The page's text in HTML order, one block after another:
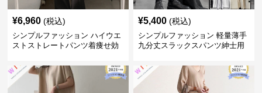
¥6,960 (税込)
シンプルファッション ハイウエ
ストストレートパンツ着痩せ効
¥5,400 (税込)
シンプルファッション 軽量薄手
九分丈スラックスパンツ紳士用